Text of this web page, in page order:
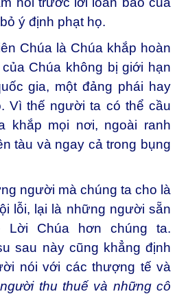
ý định phạt họ.
Chúa là Chúa khắp hoàn
Chúa không bị giới hạn
gia, một đảng phái hay
Vì thế người ta có thể cầu
khắp mọi nơi, ngoài ranh
tàu và ngay cả trong bụng
người mà chúng ta cho là
lỗi, lại là những người sẵn
Lời Chúa hơn chúng ta.
sau này cũng khẳng định
nói với các thượng tế và
thu thuế và những cô